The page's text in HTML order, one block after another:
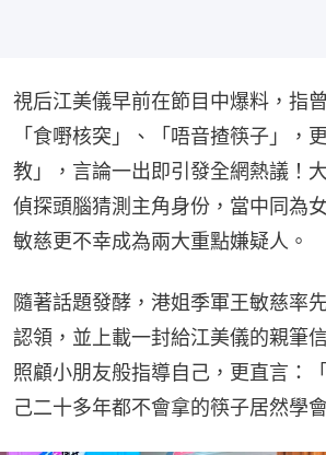
視后江美儀早前在節目中爆料，指
「食嘢核突」、「唔音揸筷子」，
教」，言論一出即引發全網熱議！
偵探頭腦猜測主角身份，當中同為
敏慈更不幸成為兩大重點嫌疑人。
隨著話題發酵，港姐季軍王敏慈率
認領，並上載一封給江美儀的親筆
照顧小朋友般指導自己，更直言：
己二十多年都不會拿的筷子居然學會